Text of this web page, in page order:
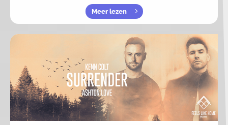
Meer lezen